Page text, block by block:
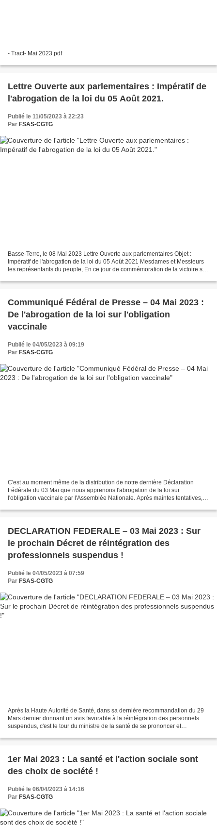
- Tract- Mai 2023.pdf
Lettre Ouverte aux parlementaires : Impératif de
l'abrogation de la loi du 05 Août 2021.
Publié le 11/05/2023 à 22:23
Par FSAS-CGTG
Basse-Terre, le 08 Mai 2023 Lettre Ouverte aux parlementaires Objet :
Impératif de l'abrogation de la loi du 05 Août 2021 Mesdames et Messieurs
les représentants du peuple, En ce jour de commémoration de la victoire sur
Communiqué Fédéral de Presse – 04 Mai 2023 :
De l'abrogation de la loi sur l'obligation
vaccinale
Publié le 04/05/2023 à 09:19
Par FSAS-CGTG
C'est au moment même de la distribution de notre dernière Déclaration
Fédérale du 03 Mai que nous apprenons l'abrogation de la loi sur
l'obligation vaccinale par l'Assemblée Nationale. Après maintes tentatives,
DECLARATION FEDERALE – 03 Mai 2023 : Sur
le prochain Décret de réintégration des
professionnels suspendus !
Publié le 04/05/2023 à 07:59
Par FSAS-CGTG
Après la Haute Autorité de Santé, dans sa dernière recommandation du 29
Mars dernier donnant un avis favorable à la réintégration des personnels
suspendus, c'est le tour du ministre de la santé de se prononcer et
1er Mai 2023 : La santé et l'action sociale sont
des choix de société !
Publié le 06/04/2023 à 14:16
Par FSAS-CGTG